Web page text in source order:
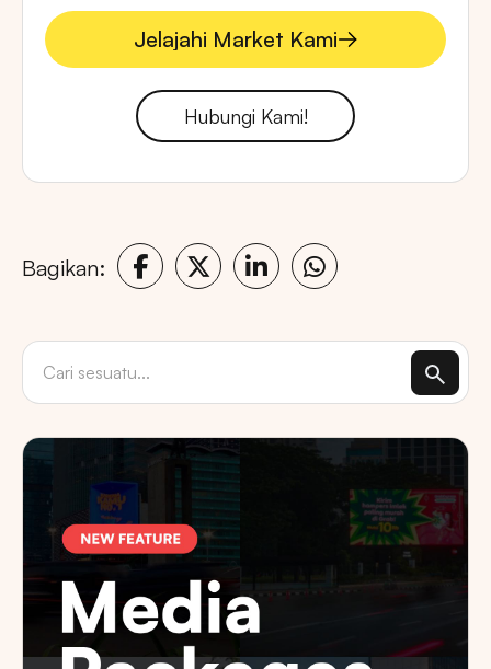
Jelajahi Market Kami
Jelajahi Market Kami
Hubungi Kami!
Bagikan: